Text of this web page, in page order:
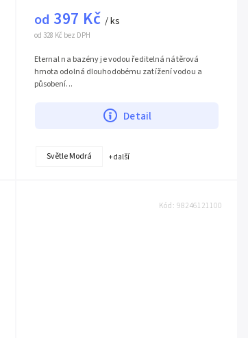
od 328 Kč bez DPH
od 397 Kč / ks
Detail
Eternal na bazény je vodou ředitelná nátěrová
hmota odolná dlouhodobému zatížení vodou a
působení...
Světle Modrá + další
Kód: 98246121100